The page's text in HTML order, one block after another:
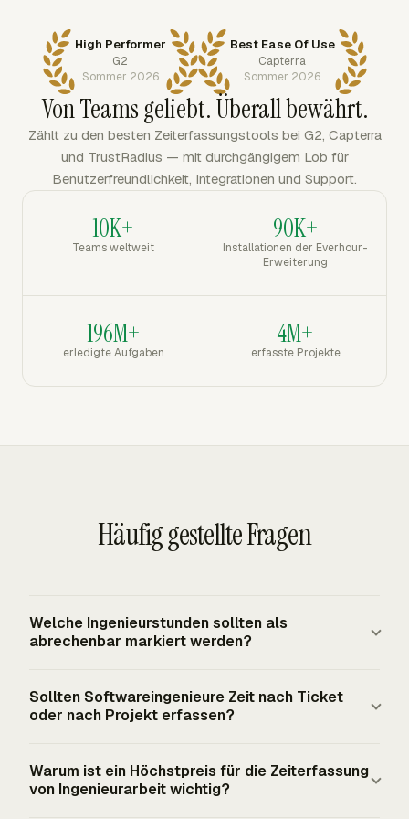
High Performer
G2
Sommer 2026
Best Ease Of Use
Capterra
Sommer 2026
Von Teams geliebt. Überall bewährt.
Zählt zu den besten Zeiterfassungstools bei G2, Capterra
und TrustRadius — mit durchgängigem Lob für
Benutzerfreundlichkeit, Integrationen und Support.
10K+
Teams weltweit
90K+
Installationen der Everhour-
Erweiterung
196M+
erledigte Aufgaben
4M+
erfasste Projekte
Häufig gestellte Fragen
Welche Ingenieurstunden sollten als
abrechenbar markiert werden?
die Abrechnung der Arbeitskosten erlaubt und die Arbeit
das Kostenziel des Kunden unterstützt. Zu üblichen
Bewertungen, Beratungen, Planung,
Programmmanagement, Zeichnungsprüfungen und
Sollten Softwareingenieure Zeit nach Ticket
oder nach Projekt erfassen?
Aufzeichnungen, wenn Arbeit über Backlog-Einträge,
Sprint-Aufgaben, Bugs oder Implementierungstickets
Warum ist ein Höchstpreis für die Zeiterfassung
von Ingenieurarbeit wichtig?